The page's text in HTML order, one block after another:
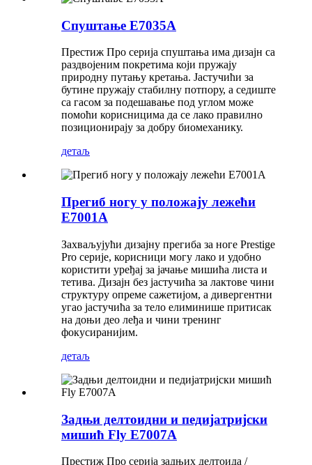
Спуштање E7035A
Престиж Про серија спуштања има дизајн са
раздвојеним покретима који пружају
природну путању кретања. Јастучићи за
бутине пружају стабилну потпору, а седиште
са гасом за подешавање под углом може
помоћи корисницима да се лако правилно
позиционирају за добру биомеханику.
детаљ
Прегиб ногу у положају лежећи
E7001A
Захваљујући дизајну прегиба за ноге Prestige
Pro серије, корисници могу лако и удобно
користити уређај за јачање мишића листа и
тетива. Дизајн без јастучића за лактове чини
структуру опреме сажетијом, а дивергентни
угао јастучића за тело елиминише притисак
на доњи део леђа и чини тренинг
фокусиранијим.
детаљ
Задњи делтоидни и педијатријски
мишић Fly E7007A
Престиж Про серија задњих делтоида /